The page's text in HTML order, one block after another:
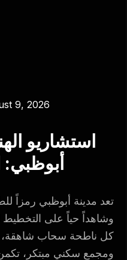
9, 2026
استشاريو
تعد مدينة أبوظبي رمزاً
وشاهداً حياً على التخطيط
كل ناطحة سحاب شاهقة،
ومجمع سكني مبتكر، تكمن